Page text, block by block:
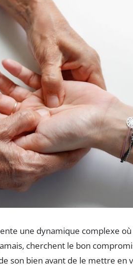
une dynamique complexe
cherchent le bon
son bien avant de le mettre en